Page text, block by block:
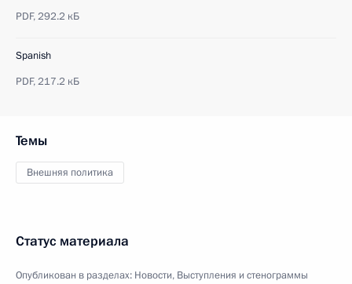
PDF,292.2 кБ
Spanish
PDF,217.2 кБ
Темы
Внешняя политика
Статус материала
Опубликован в разделах: Новости, Выступления и стенограммы